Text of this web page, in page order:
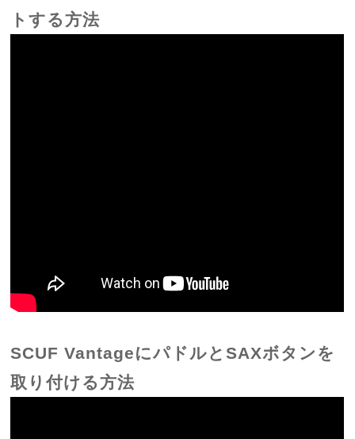
トする方法
SCUF VantageにパドルとSAXボタンを
取り付ける方法